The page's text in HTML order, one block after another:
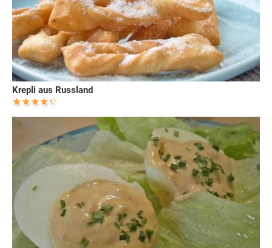
Krepli aus Russland